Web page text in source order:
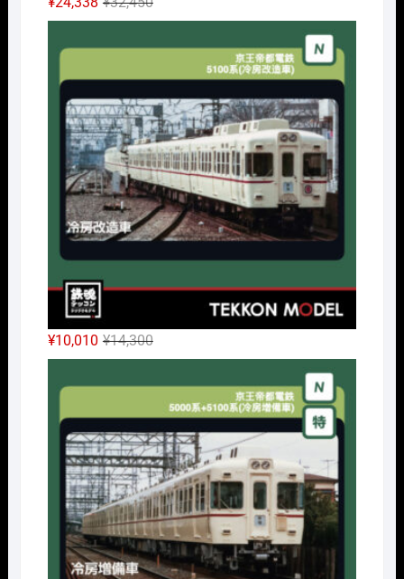
の
価
¥32,450
で
し
た。
在
の
は
¥24,338
で
す。
¥14,300元
の
価
¥14,300
で
し
た。
¥10,010
現
在
の
は
¥10,010
で
す。